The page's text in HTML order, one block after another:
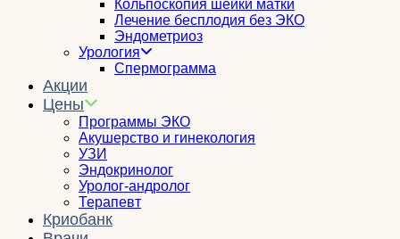
Кольпоскопия шейки матки
Лечение бесплодия без ЭКО
Эндометриоз
Урология
Спермограмма
Акции
Цены
Программы ЭКО
Акушерство и гинекология
УЗИ
Эндокринолог
Уролог-андролог
Терапевт
Криобанк